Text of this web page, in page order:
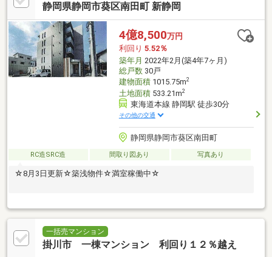
静岡県静岡市葵区南田町 新静岡
4億8,500万円
利回り 5.52％
築年月 2022年2月(築4年7ヶ月)
総戸数30戸
建物面積1015.75m2
土地面積533.21m2
東海道本線 静岡駅 徒歩30分
その他の交通
静岡県静岡市葵区南田町
RC造SRC造 間取り図あり 写真あり
☆8月3日更新☆築浅物件☆満室稼働中☆
一括売マンション
掛川市 一棟マンション 利回り１２％越え